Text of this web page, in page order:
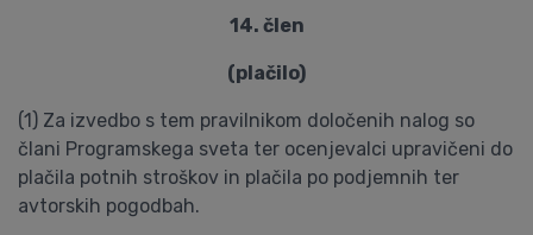
14. člen
(plačilo)
(1) Za izvedbo s tem pravilnikom določenih nalog so
člani Programskega sveta ter ocenjevalci upravičeni do
plačila potnih stroškov in plačila po podjemnih ter
avtorskih pogodbah.